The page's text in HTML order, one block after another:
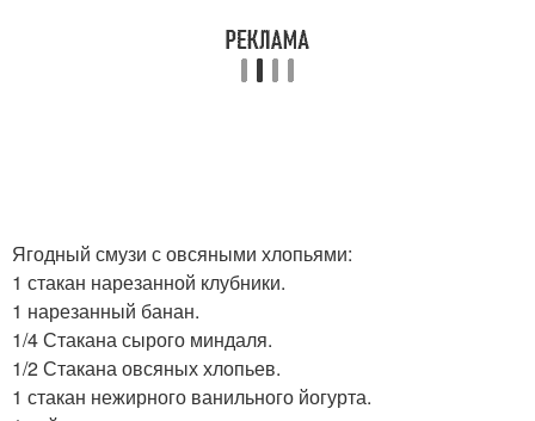
Ягодный смузи с овсяными хлопьями:
1 стакан нарезанной клубники.
1 нарезанный банан.
1/4 Стакана сырого миндаля.
1/2 Стакана овсяных хлопьев.
1 стакан нежирного ванильного йогурта.